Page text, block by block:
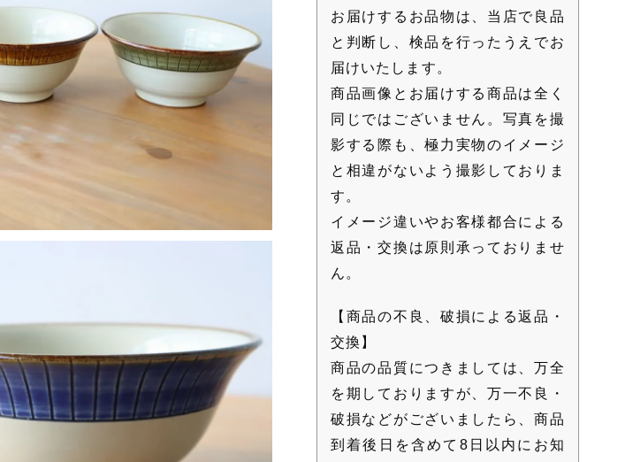
お届けするお品物は、当店で良品
と判断し、検品を行ったうえでお
届けいたします。
商品画像とお届けする商品は全く
同じではございません。写真を撮
影する際も、極力実物のイメージ
と相違がないよう撮影しておりま
す。
イメージ違いやお客様都合による
返品・交換は原則承っておりませ
ん。
【商品の不良、破損による返品・
交換】
商品の品質につきましては、万全
を期しておりますが、万一不良・
破損などがございましたら、商品
到着後日を含めて8日以内にお知